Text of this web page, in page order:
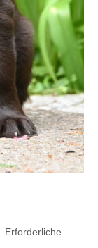
Erforderliche